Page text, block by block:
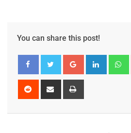
You can share this post!
Google+ LinkedIn
Reddit
Share